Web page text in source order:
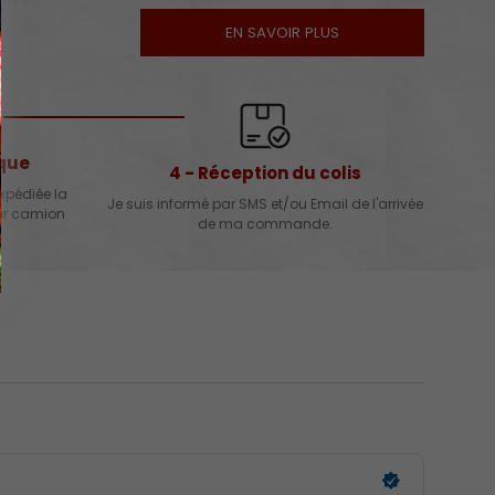
EN SAVOIR PLUS
la
camion
4 - Réception du colis
Je suis informé par SMS et/ou Email de l'arrivée
de ma commande.